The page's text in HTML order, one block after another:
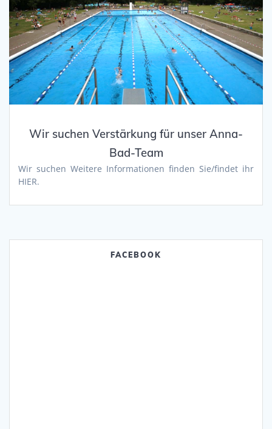
Wir suchen Verstärkung für unser Anna-
Bad-Team
Wir suchen Weitere Informationen finden Sie/findet ihr
HIER.
FACEBOOK